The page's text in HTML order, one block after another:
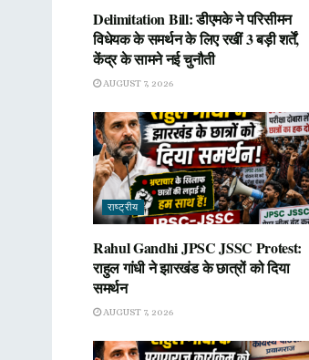
Delimitation Bill: डीएमके ने परिसीमन
विधेयक के समर्थन के लिए रखीं 3 बड़ी शर्तें,
केंद्र के सामने नई चुनौती
AUGUST 7, 2026
राष्ट्रीय
Rahul Gandhi JPSC JSSC Protest:
राहुल गांधी ने झारखंड के छात्रों को दिया
समर्थन
AUGUST 7, 2026